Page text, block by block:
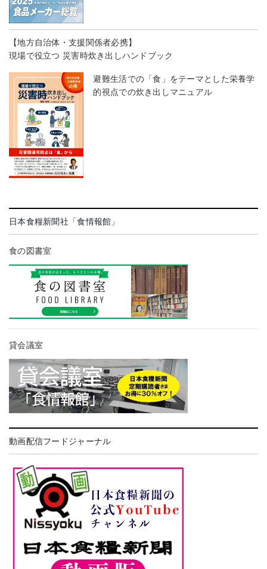
【地方自治体・支援関係者必携】
現場で役立つ 災害時炊き出しハンドブック
避難生活での「食」をテーマとした栄養学
的視点での炊き出しマニュアル
日本食糧新聞社「食情報館」
食の図書室
貸会議室
動画配信フードジャーナル